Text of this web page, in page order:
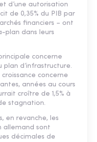
d’une autorisation
de 0,35% du PIB par
financiers – ont
plan dans leurs
concerne
plan d’infrastructure.
concerne
années au cours
croître de 1,5% à
stagnation.
en revanche, les
allemand sont
décimales de